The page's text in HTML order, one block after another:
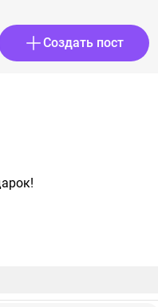
Создать пост